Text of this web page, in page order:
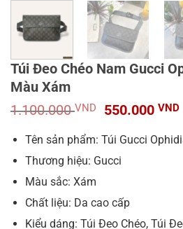
Túi Đeo Chéo Nam Gucci
Màu Xám
1.100.000VND
Giá
là:
1.100.000
550.000 VND
Tên sản phẩm: Túi Gucci
Thương hiệu: Gucci
Màu sắc: Xám
Chất liệu: Da cao cấp
Kiểu dáng: Túi Đeo Chéo, Túi